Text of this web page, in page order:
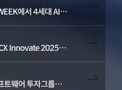
에서 4세대 AI
Innovate 2025'서
트웨어 투자그룹